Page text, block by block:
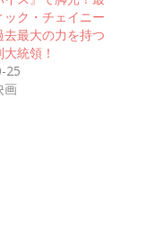
ック・チェイニー
去最大の力を持つ
統領！
25
画